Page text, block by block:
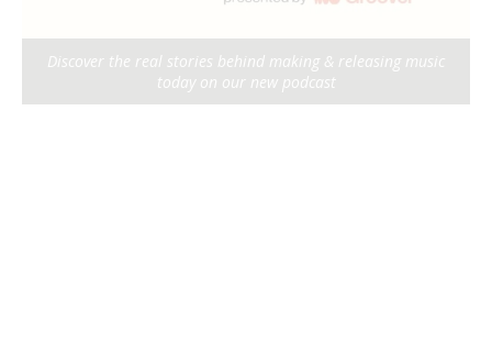
Discover the real stories behind making & releasing music
today on our new podcast